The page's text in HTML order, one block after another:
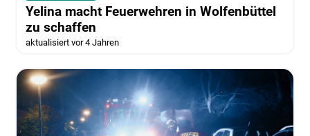
Yelina macht Feuerwehren in Wolfenbüttel
zu schaffen
aktualisiert vor 4 Jahren